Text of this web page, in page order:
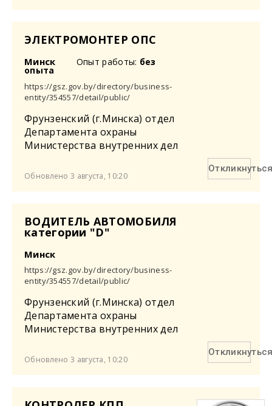
ЭЛЕКТРОМОНТЕР ОПС
Минск Опыт работы: без
опыта
https://gsz.gov.by/directory/business-
entity/354557/detail/public/
Фрунзенский (г.Минска) отдел
Департамента охраны
Министерства внутренних дел
Обновлено 3 августа, 10:20
ВОДИТЕЛЬ АВТОМОБИЛЯ
категории "D"
Минск
https://gsz.gov.by/directory/business-
entity/354557/detail/public/
Фрунзенский (г.Минска) отдел
Департамента охраны
Министерства внутренних дел
Обновлено 3 августа, 10:20